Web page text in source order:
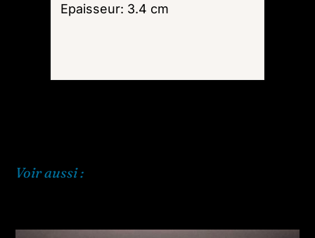
Epaisseur: 3.4 cm
Voir aussi :